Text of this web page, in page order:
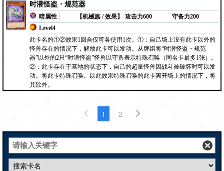
时潜怪盗・规范器
暗属性
【机械族 / 效果】
Level4
攻击力600 守备力200
此卡名的①②效果1回合仅可各使用1次。①：自己场上没有此卡以外的
怪兽存在的情况下，解放此卡可以发动。从牌组将“时潜怪盗・规范
器”以外的2只“时潜怪盗”怪兽以守备表示特殊召唤（同名卡最多1张）。
②：此卡存在于墓地的状态下，自己的超量怪兽因战斗被破坏时可以发
动。将此卡特殊召唤。以此效果特殊召唤的此卡离开场上的情况下，将
其除外。
1 2